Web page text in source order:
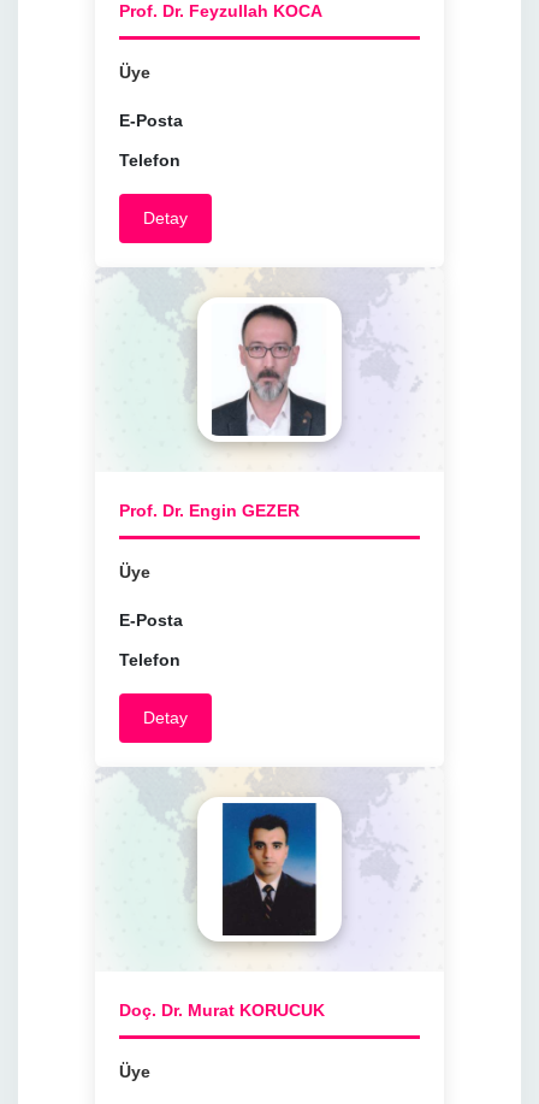
Prof. Dr. Feyzullah KOCA
Üye
E-Posta
Telefon
Detay
Prof. Dr. Engin GEZER
Üye
E-Posta
Telefon
Detay
Doç. Dr. Murat KORUCUK
Üye